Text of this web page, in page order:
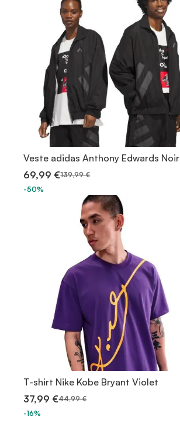
Veste adidas Anthony Edwards Noir
69,99 €139,99 €
-50%
T-shirt Nike Kobe Bryant Violet
37,99 €44,99 €
-16%